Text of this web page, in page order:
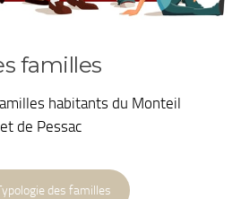
familles
habitants du Monteil
et de Pessac
des familles